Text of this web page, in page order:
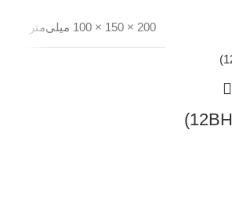
200 × 150 × 100 میلی‌متر